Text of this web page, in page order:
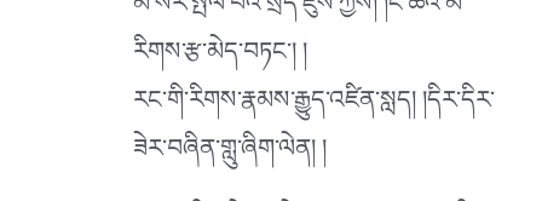
རིགས་རྩ་མེད་བཏང༌། །
རང་གི་རིགས་རྣམས་རྒྱུད་འཛིན་སླད། །དིར་དིར་
ཟེར་བཞིན་གླུ་ཞིག་ལེན། །